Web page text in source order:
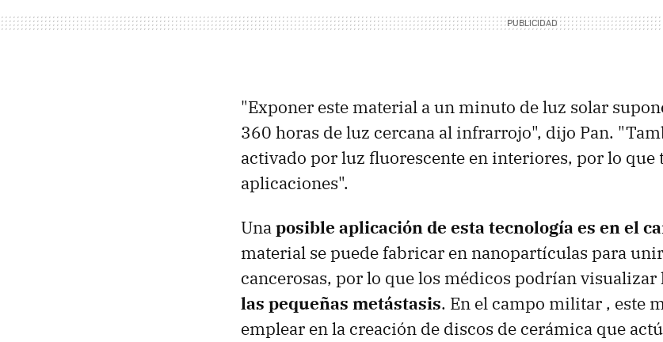
"Exponer este material a un minuto de luz solar
360 horas de luz cercana al infrarrojo", dijo Pan.
activado por luz fluorescente en interiores, por lo que
aplicaciones".
Unaposible aplicación de esta tecnología es en el
material se puede fabricar en nanopartículas para
cancerosas, por lo que los médicos podrían visualizar
las pequeñas metástasis. En el campo militar , este
emplear en la creación de discos de cerámica que